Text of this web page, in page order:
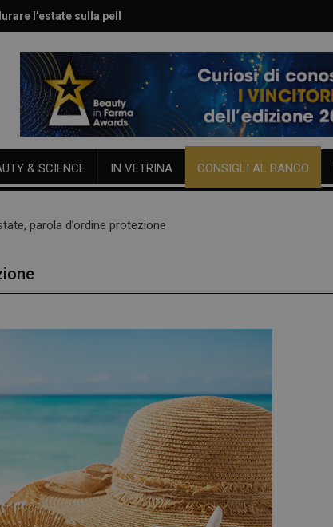
l’estate sulla pelle
per viso e corpo
& SCIENCE IN VETRINA CONSIGLI AL BANCO
parola d’ordine protezione